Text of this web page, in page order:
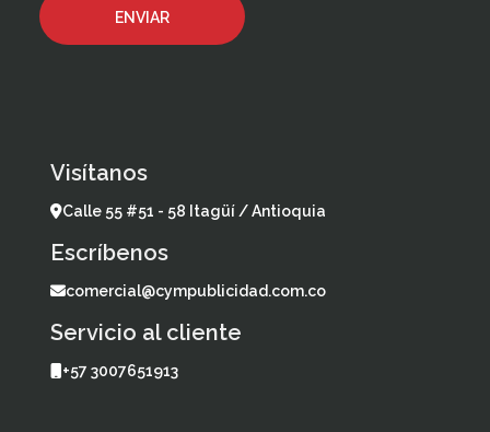
Visítanos
Calle 55 #51 - 58 Itagüí / Antioquia
Escríbenos
comercial@cympublicidad.com.co
Servicio al cliente
+57 3007651913